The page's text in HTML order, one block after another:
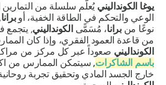
يوغا الكوندالينييُعلّم سلسلة من التمارين
الوعي والتحكم في الطاقة الخفية، أوبرانا,
نوعًا منبرانا، مُسَمًّى الكونداليني,يتجمع
من قاعدة العمود الفقري، وإذا كان
الكوندالينيصعوداً عبر كل مركز من مراكز
باسمالشاكرات,سيتمكن الممارس من
خارج الجسد المادي وتحقيق تجربة